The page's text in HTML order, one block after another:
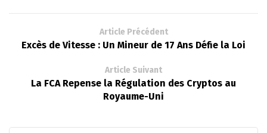
Article Précédent
Excès de Vitesse : Un Mineur de 17 Ans Défie la Loi
Article Suivant
La FCA Repense la Régulation des Cryptos au
Royaume-Uni